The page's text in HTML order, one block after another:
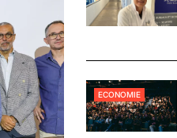
ECONOMIE